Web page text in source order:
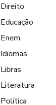
Direito
Educação
Enem
Idiomas
Libras
Literatura
Política